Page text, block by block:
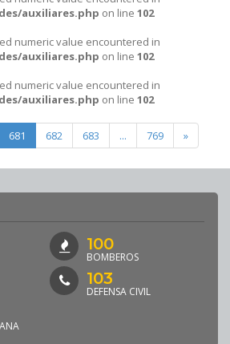
auxiliares.php on line 102
numeric value encountered in
auxiliares.php on line 102
numeric value encountered in
auxiliares.php on line 102
681 682 683 ... 769 »
100
BOMBEROS
103
DEFENSA CIVIL